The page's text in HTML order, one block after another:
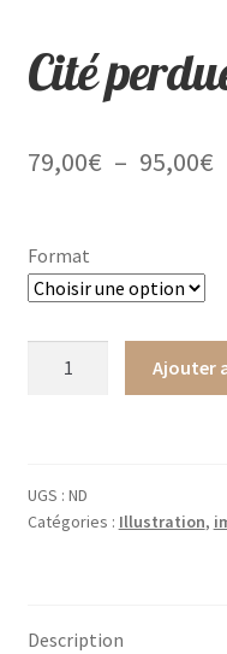
Cité
79,00€ – 95,00€
à
Format
WAT2025
Ajouter
UGS : ND
Catégories : Illustration,
Description